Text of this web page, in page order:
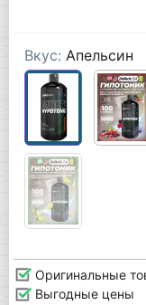
Вкус: Апельсин
Оригинальные
Выгодные цены